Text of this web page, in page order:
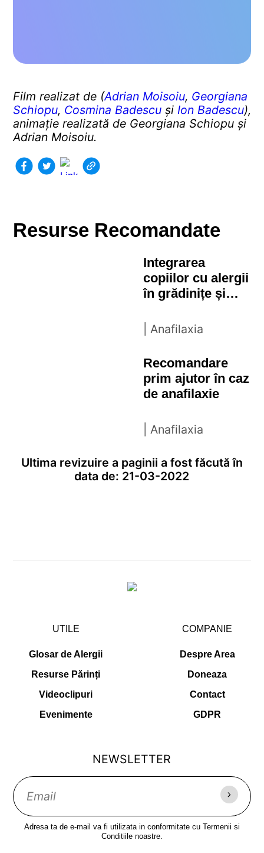
Film realizat de (Adrian Moisoiu, Georgiana
Schiopu, Cosmina Badescuși Ion Badescu),
animație realizată de Georgiana Schiopu și
Adrian Moisoiu.
Resurse Recomandate
Integrarea
copiilor cu alergii
în grădinițe și
| Anafilaxia
Recomandare
prim ajutor în caz
de anafilaxie
| Anafilaxia
Ultima revizuire a paginii a fost făcută în
data de: 21-03-2022
UTILE
Glosar de Alergii
Resurse Părinți
Videoclipuri
Evenimente
COMPANIE
Despre Area
Doneaza
Contact
GDPR
NEWSLETTER
Adresa ta de e-mail va fi utilizata in conformitate cu Termenii si
Conditiile noastre.